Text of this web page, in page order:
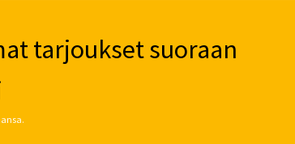
tarjoukset suoraan